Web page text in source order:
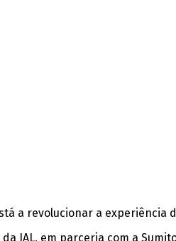
a revolucionar a
JAL, em parceria com a